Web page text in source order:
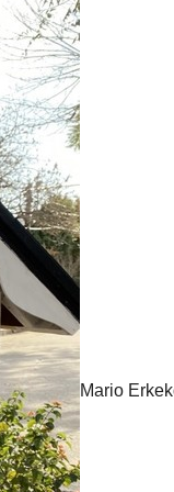
Mario